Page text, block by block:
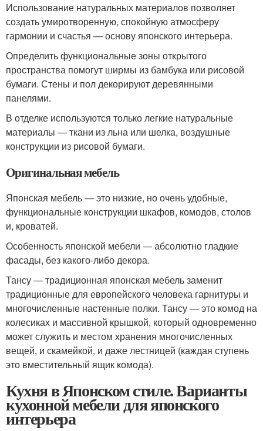
Использование натуральных материалов позволяет
создать умиротворенную, спокойную атмосферу
гармонии и счастья — основу японского интерьера.
Определить функциональные зоны открытого
пространства помогут ширмы из бамбука или рисовой
бумаги. Стены и пол декорируют деревянными
панелями.
В отделке используются только легкие натуральные
материалы — ткани из льна или шелка, воздушные
конструкции из рисовой бумаги.
Оригинальная мебель
Японская мебель — это низкие, но очень удобные,
функциональные конструкции шкафов, комодов, столов
и, кроватей.
Особенность японской мебели — абсолютно гладкие
фасады, без какого-либо декора.
Тансу — традиционная японская мебель заменит
традиционные для европейского человека гарнитуры и
многочисленные настенные полки. Тансу — это комод на
колесиках и массивной крышкой, который одновременно
может служить и местом хранения многочисленных
вещей, и скамейкой, и даже лестницей (каждая ступень
это вместительный ящик комода).
Кухня в Японском стиле. Варианты
кухонной мебели для японского
интерьера